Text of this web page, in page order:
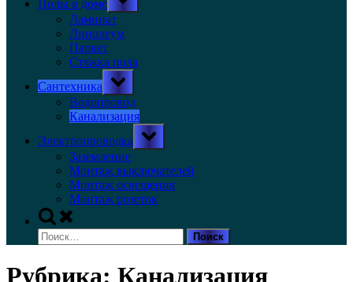
Полы в доме
sub-
menu
Ламинат
Линолеум
Паркет
Стяжка пола
Сантехника
Toggle
sub-
menu
Водопровод
Канализация
Электропроводка
Toggle
sub-
Заземление
Монтаж выключателей
Монтаж освещения
Монтаж розеток
Toggle
search
form
Найти:
Рубрика: Канализация